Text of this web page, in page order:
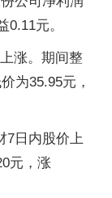
元。
涨。期间整
为35.95元，
7日内股价上
元，涨